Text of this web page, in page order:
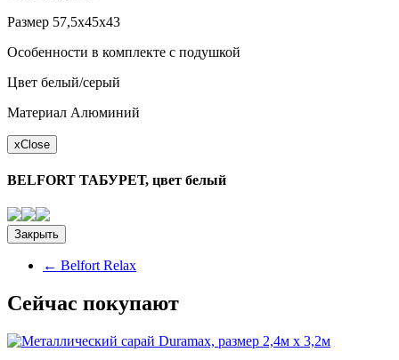
Размер 57,5x45x43
Особенности в комплекте с подушкой
Цвет белый/серый
Материал Алюминий
xClose
BELFORT ТАБУРЕТ, цвет белый
Закрыть
← Belfort Relax
Сейчас покупают